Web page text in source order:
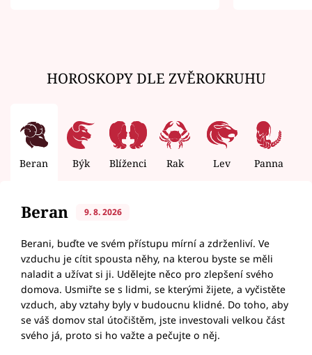
HOROSKOPY DLE ZVĚROKRUHU
Beran Býk Blíženci Rak Lev Panna
Beran 9. 8. 2026
Berani, buďte ve svém přístupu mírní a zdrženliví. Ve
vzduchu je cítit spousta něhy, na kterou byste se měli
naladit a užívat si ji. Udělejte něco pro zlepšení svého
domova. Usmiřte se s lidmi, se kterými žijete, a vyčistěte
vzduch, aby vztahy byly v budoucnu klidné. Do toho, aby
se váš domov stal útočištěm, jste investovali velkou část
svého já, proto si ho važte a pečujte o něj.